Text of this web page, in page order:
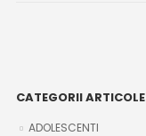
CATEGORII ARTICOLE
ADOLESCENTI